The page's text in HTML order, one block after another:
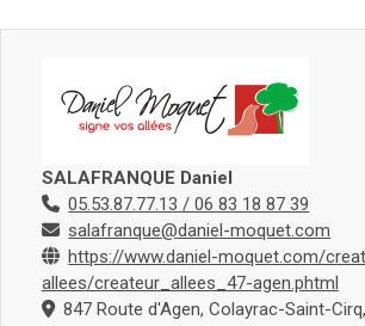
SALAFRANQUE Daniel
05.53.87.77.13 / 06 83 18 87 39
salafranque@daniel-moquet.com
https://www.daniel-moquet.com/
allees/createur_allees_47-agen.phtml
847 Route d'Agen, Colayrac-Saint-